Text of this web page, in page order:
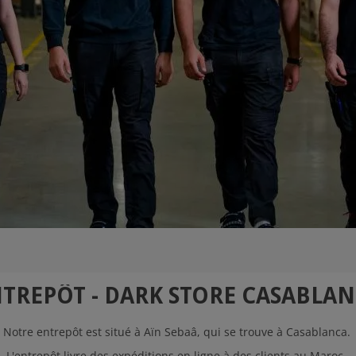
- DARK STORE
Notre entrepôt est situé à Aïn Sebaâ, qui se trouve à Casablanca.